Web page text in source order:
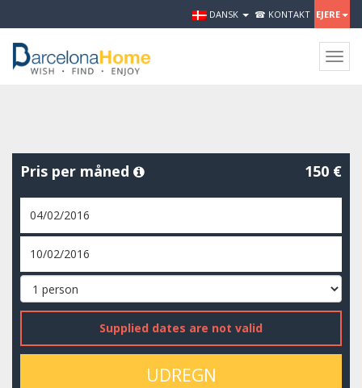
DANSK ☎ KONTAKT EJERE
Pris per måned 150 €
Supplied dates are not valid
UDREGN